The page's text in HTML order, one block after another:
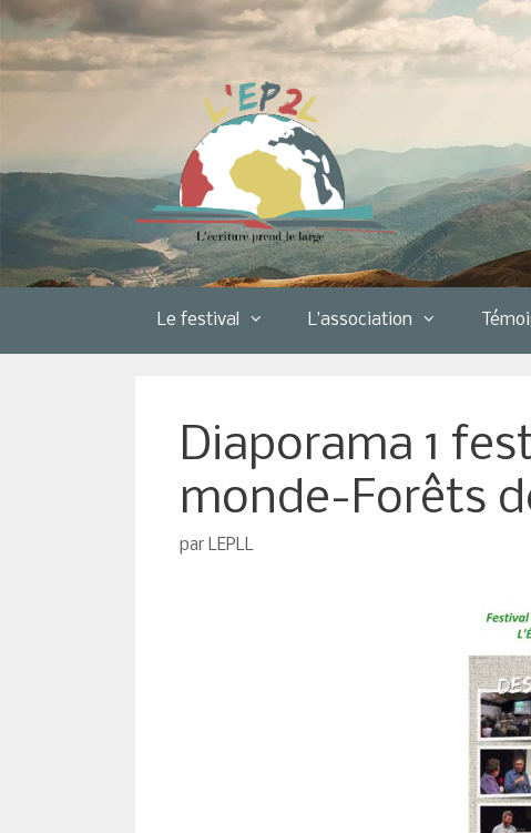
Aller
au
contenu
Le festival L’association
Diaporama 1
monde-Forêts
par LEPLL